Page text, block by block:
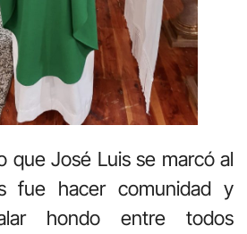
que José Luis se marcó al
fue hacer comunidad y
hondo entre todos